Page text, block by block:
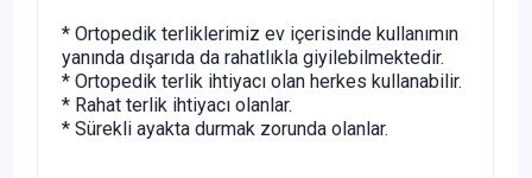
* Ortopedik terliklerimiz ev içerisinde kullanımın
yanında dışarıda da rahatlıkla giyilebilmektedir.
* Ortopedik terlik ihtiyacı olan herkes kullanabilir.
* Rahat terlik ihtiyacı olanlar.
* Sürekli ayakta durmak zorunda olanlar.